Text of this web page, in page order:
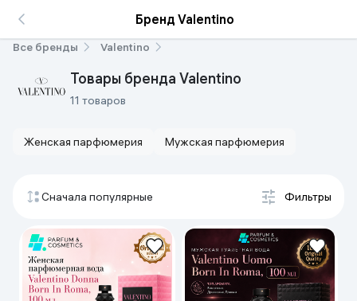
Бренд Valentino
Все бренды Valentino
Товары бренда Valentino
11 товаров
Женская парфюмерия Мужская парфюмерия
Сначала популярные Фильтры